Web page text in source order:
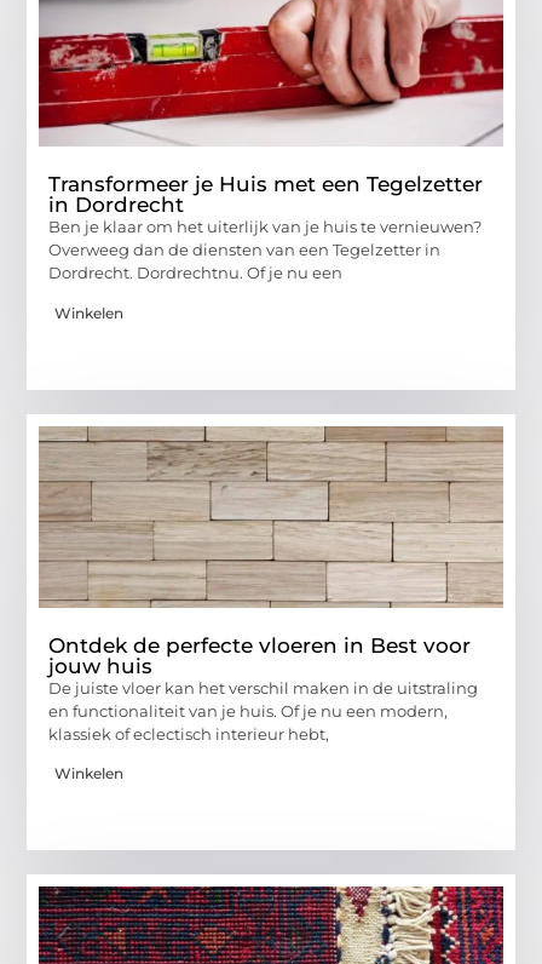
Transformeer je Huis met een Tegelzetter
in Dordrecht
Ben je klaar om het uiterlijk van je huis te vernieuwen?
Overweeg dan de diensten van een Tegelzetter in
Dordrecht. Dordrechtnu. Of je nu een
Winkelen
Ontdek de perfecte vloeren in Best voor
jouw huis
De juiste vloer kan het verschil maken in de uitstraling
en functionaliteit van je huis. Of je nu een modern,
klassiek of eclectisch interieur hebt,
Winkelen